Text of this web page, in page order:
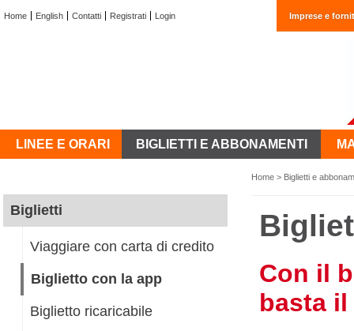
Home English Contatti Registrati Login Imprese e
LINEE E ORARI BIGLIETTI E ABBONAMENTI
Home > Biglietti e
Biglietti
Viaggiare con carta di credito
Biglietto con la app
Biglietto ricaricabile
Con il
basta